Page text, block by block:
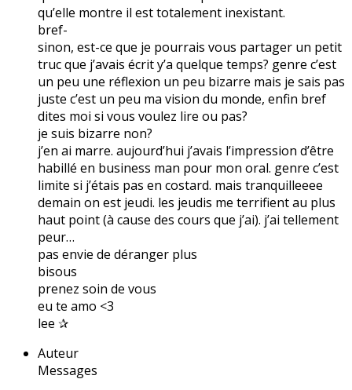
qu’elle montre il est totalement inexistant.
bref-
sinon, est-ce que je pourrais vous partager un petit
truc que j’avais écrit y’a quelque temps? genre c’est
un peu une réflexion un peu bizarre mais je sais pas
juste c’est un peu ma vision du monde, enfin bref
dites moi si vous voulez lire ou pas?
je suis bizarre non?
j’en ai marre. aujourd’hui j’avais l’impression d’être
habillé en business man pour mon oral. genre c’est
limite si j’étais pas en costard. mais tranquilleeee
demain on est jeudi. les jeudis me terrifient au plus
haut point (à cause des cours que j’ai). j’ai tellement
peur…
pas envie de déranger plus
bisous
prenez soin de vous
eu te amo <3
lee ✰
Auteur
Messages